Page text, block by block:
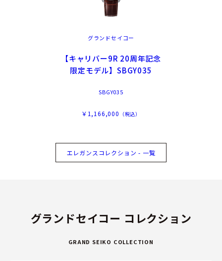
グランドセイコー
【キャリバー9R 20周年記念
限定モデル】SBGY035
SBGY035
￥1,166,000 （税込）
エレガンスコレクション - 一覧
グランドセイコー コレクション
GRAND SEIKO COLLECTION